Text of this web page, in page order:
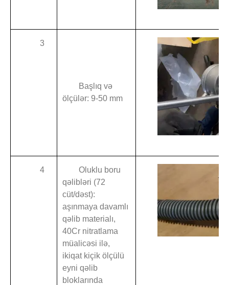
3
Başlıq və
ölçülər: 9-50 mm
4
Oluklu boru
qəlibləri (72
cüt/dəst):
aşınmaya davamlı
qəlib materialı,
40Cr nitratlama
müalicəsi ilə,
ikiqat kiçik ölçülü
eyni qəlib
bloklarında